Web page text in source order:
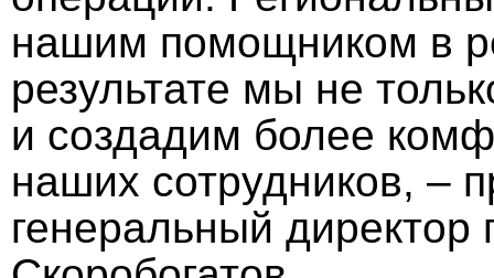
нашим помощником в
результате мы не
и создадим более
наших сотрудников, –
генеральный директор